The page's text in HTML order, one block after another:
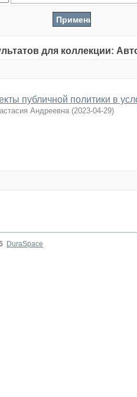
для коллекции:
публичной политики в
Андреевна (2023-04-29)
DuraSpace